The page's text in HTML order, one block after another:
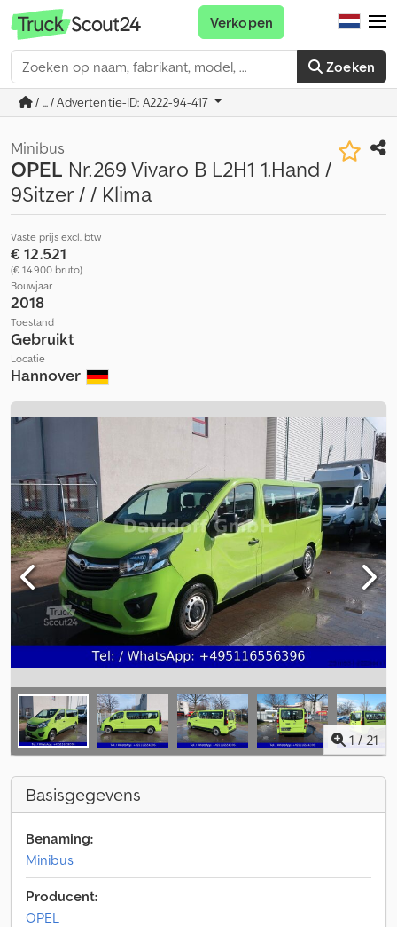
Zoeken
Verkopen
/ ... / Advertentie-ID: A222-94-417
Minibus
OPEL Nr.269 Vivaro B L2H1 1.Hand /
9Sitzer / / Klima
Vaste prijs excl. btw
€ 12.521
(€ 14.900 bruto)
Bouwjaar
2018
Toestand
Gebruikt
Locatie
Hannover
1 / 21
Basisgegevens
Benaming:
Minibus
Producent:
OPEL